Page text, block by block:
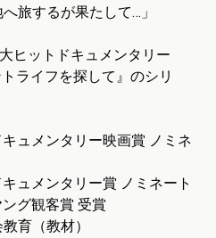
旅するが果たして…」
ヒットドキュメンタリー
トライフを探して』のシリ
ュメンタリー映画賞 ノミネ
ュメンタリー賞 ノミネート
グ観客賞 受賞
育（教材）